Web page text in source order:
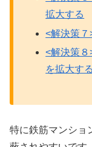
拡大する
<解決策
<解決策
を拡大する
特に鉄筋マンショ